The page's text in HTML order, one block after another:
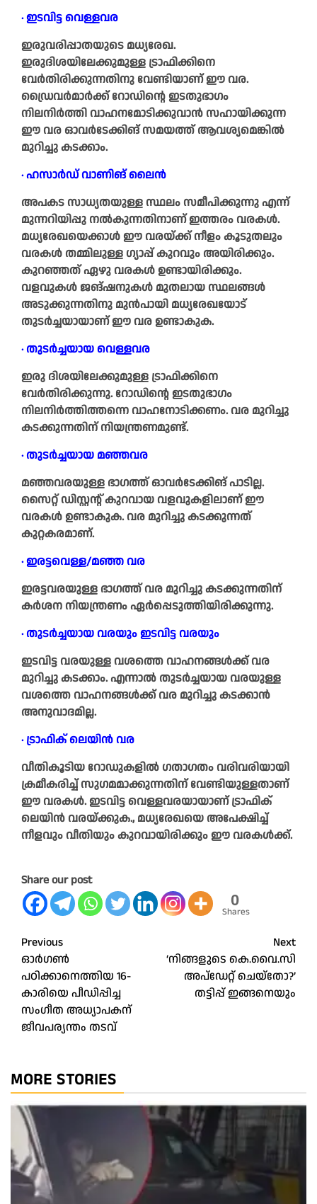
∙ ഇടവിട്ട വെള്ളവര
ഇരുവരിപ്പാതയുടെ മധ്യരേഖ.
ഇരുദിശയിലേക്കുമുള്ള ട്രാഫിക്കിനെ
വേർതിരിക്കുന്നതിനു വേണ്ടിയാണ് ഈ വര.
ഡ്രൈവർമാർക്ക് റോഡിന്റെ ഇടതുഭാഗം
നിലനിർത്തി വാഹനമോടിക്കുവാൻ സഹായിക്കുന്ന
ഈ വര ഓവർടേക്കിങ് സമയത്ത് ആവശ്യമെങ്കിൽ
മുറിച്ചു കടക്കാം.
∙ ഹസാർഡ് വാണിങ് ലൈൻ
അപകട സാധ്യതയുള്ള സ്ഥലം സമീപിക്കുന്നു എന്ന്
മുന്നറിയിപ്പു നൽകുന്നതിനാണ് ഇത്തരം വരകൾ.
മധ്യരേഖയെക്കാൾ ഈ വരയ്ക്ക് നീളം കൂടുതലും
വരകൾ തമ്മിലുള്ള ഗ്യാപ്പ് കുറവും അയിരിക്കും.
കുറഞ്ഞത് ഏഴു വരകൾ ഉണ്ടായിരിക്കും.
വളവുകൾ ജങ്ഷനുകൾ മുതലായ സ്ഥലങ്ങൾ
അടുക്കുന്നതിനു മുൻപായി മധ്യരേഖയോട്
തുടർച്ചയായാണ് ഈ വര ഉണ്ടാകുക.
∙ തുടർച്ചയായ വെള്ളവര
ഇരു ദിശയിലേക്കുമുള്ള ട്രാഫിക്കിനെ
വേർതിരിക്കുന്നു. റോഡിന്റെ ഇടതുഭാഗം
നിലനിർത്തിത്തന്നെ വാഹനോടിക്കണം. വര മുറിച്ചു
കടക്കുന്നതിന് നിയന്ത്രണമുണ്ട്.
∙ തുടർച്ചയായ മഞ്ഞവര
മഞ്ഞവരയുള്ള ഭാഗത്ത് ഓവർടേക്കിങ് പാടില്ല.
സൈറ്റ് ഡിസ്റ്റന്റ് കുറവായ വളവുകളിലാണ് ഈ
വരകൾ ഉണ്ടാകുക. വര മുറിച്ചു കടക്കുന്നത്
കുറ്റകരമാണ്.
∙ ഇരട്ടവെള്ള/മഞ്ഞ വര
ഇരട്ടവരയുള്ള ഭാഗത്ത് വര മുറിച്ചു കടക്കുന്നതിന്
കർശന നിയന്ത്രണം ഏർപ്പെടുത്തിയിരിക്കുന്നു.
∙ തുടർച്ചയായ വരയും ഇടവിട്ട വരയും
ഇടവിട്ട വരയുള്ള വശത്തെ വാഹനങ്ങൾക്ക് വര
മുറിച്ചു കടക്കാം. എന്നാൽ തുടർച്ചയായ വരയുള്ള
വശത്തെ വാഹനങ്ങൾക്ക് വര മുറിച്ചു കടക്കാൻ
അനുവാദമില്ല.
∙ ട്രാഫിക് ലെയിൻ വര
വീതികൂടിയ റോഡുകളിൽ ഗതാഗതം വരിവരിയായി
ക്രമീകരിച്ച് സുഗമമാക്കുന്നതിന് വേണ്ടിയുള്ളതാണ്
ഈ വരകൾ. ഇടവിട്ട വെള്ളവരയായാണ് ട്രാഫിക്
ലെയിൻ വരയ്ക്കുക., മധ്യരേഖയെ അപേക്ഷിച്ച്
നീളവും വീതിയും കുറവായിരിക്കും ഈ വരകൾക്ക്.
Share our post
0
Shares
Post
navigation
Previous
ഓര്‍ഗണ്‍
പഠിക്കാനെത്തിയ 16-
കാരിയെ പീഡിപ്പിച്ച
സംഗീത അധ്യാപകന്
ജീവപര്യന്തം തടവ്
Next
‘നിങ്ങളുടെ കെ.വൈ.സി
അപ്ഡേറ്റ് ചെയ്തോ?’
തട്ടിപ്പ് ഇങ്ങനെയും
MORE STORIES